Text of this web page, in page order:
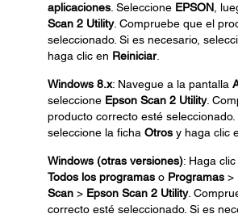
aplicaciones . Seleccione EPSON ,
Scan 2 Utility. Compruebe que el
seleccionado. Si es necesario,
haga clic en Reiniciar.
Windows 8.x: Navegue a la pantalla
seleccione Epson Scan 2 Utility.
producto correcto esté seleccionado.
seleccione la ficha Otros y haga clic
Windows (otras versiones): Haga clic
Todos los programas o Programas >
Scan > Epson Scan 2 Utility.
correcto esté seleccionado. Si es